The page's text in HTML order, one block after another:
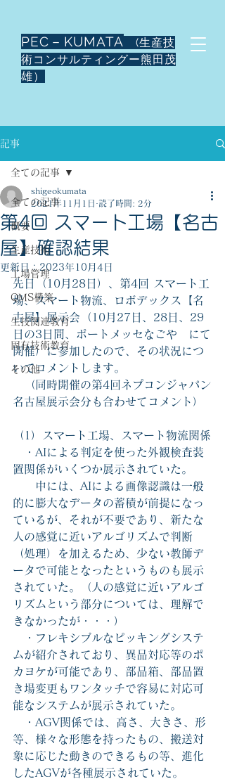
PEC－KUMATA
(生産技
術コンサルティングー熊田茂
雄）
記事
全ての記事
概要
生産技術
工場管理
QMS構築
生技関連教育
固有技術教育
その他
全ての記事
第4回 スマート工場【名古
屋】確認結果
shigeokumata
2021年11月1日
読了時間: 2分
更新日：2023年10月4日
先日（10月28日）、第4回 スマート工
場、スマート物流、ロボデックス【名
古屋】展示会（10月27日、28日、29
日の3日間、ポートメッセなごや　にて
開催）に参加したので、その状況につ
いてコメントします。
（同時開催の第4回ネプコンジャパン
名古屋展示会分も合わせてコメント）
（1）スマート工場、スマート物流関係
・AIによる判定を使った外観検査装
置関係がいくつか展示されていた。
中には、AIによる画像認識は一般
的に膨大なデータの蓄積が前提になっ
ているが、それが不要であり、新たな
人の感覚に近いアルゴリズムで判断
（処理）を加えるため、少ない教師デ
ータで可能となったというものも展示
されていた。（人の感覚に近いアルゴ
リズムという部分については、理解で
きなかったが・・・）
・フレキシブルなピッキングシステ
ムが紹介されており、異品対応等のポ
カヨケが可能であり、部品箱、部品置
き場変更もワンタッチで容易に対応可
能なシステムが展示されていた。
・AGV関係では、高さ、大きさ、形
等、様々な形態を持ったもの、搬送対
象に応じた動きのできるもの等、進化
したAGVが各種展示されていた。